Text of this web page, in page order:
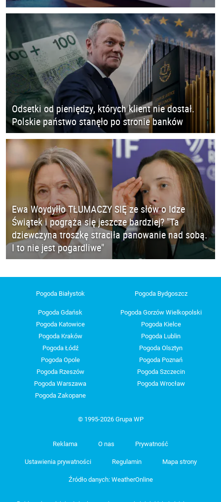
Odsetki od pieniędzy, których klient nie dostał.
Polskie państwo stanęło po stronie banków
Ewa Woydyłło TŁUMACZY SIĘ ze słów o Idze
Świątek i pogrąża się jeszcze bardziej? "Ta
dziewczyna troszkę straciła panowanie nad sobą.
I to nie jest pogardliwe"
Pogoda Białystok Pogoda Bydgoszcz
Pogoda Gdańsk
Pogoda Gorzów Wielkopolski
Pogoda Katowice
Pogoda Kielce
Pogoda Kraków
Pogoda Lublin
Pogoda Łódź
Pogoda Olsztyn
Pogoda Opole
Pogoda Poznań
Pogoda Rzeszów
Pogoda Szczecin
Pogoda Warszawa
Pogoda Wrocław
Pogoda Zakopane
© 1995-2026 Grupa WP
Reklama O nas Prywatność
Ustawienia prywatności Regulamin Mapa strony
Źródło danych: WeatherOnline